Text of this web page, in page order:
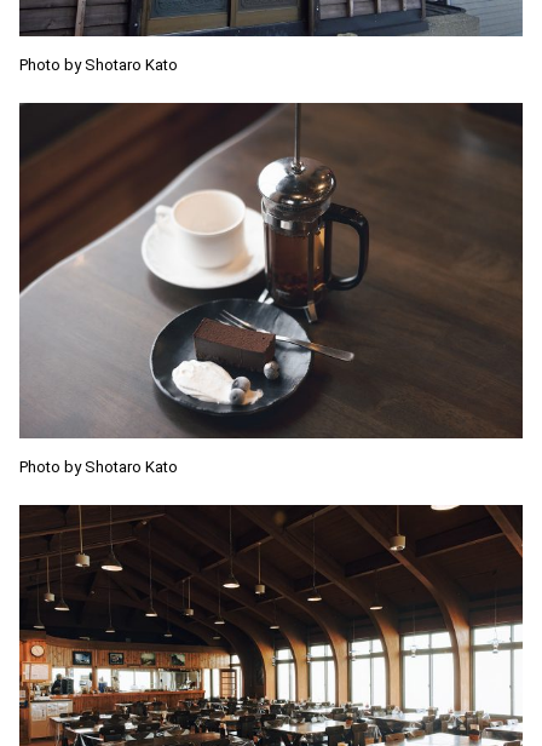
Photo by Shotaro Kato
Photo by Shotaro Kato